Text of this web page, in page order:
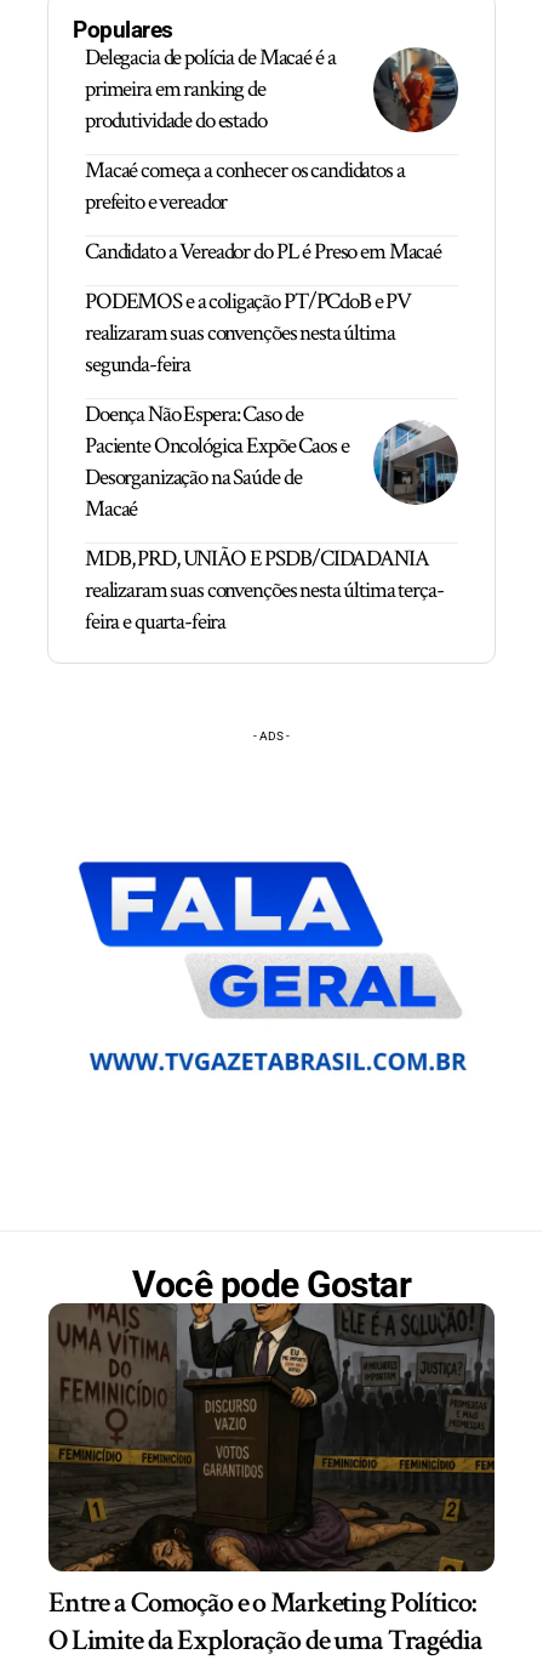
Populares
Delegacia de polícia de Macaé é a
primeira em ranking de
produtividade do estado
Macaé começa a conhecer os candidatos a
prefeito e vereador
Candidato a Vereador do PL é Preso em Macaé
PODEMOS e a coligação PT/PCdoB e PV
realizaram suas convenções nesta última
segunda-feira
Doença Não Espera: Caso de
Paciente Oncológica Expõe Caos e
Desorganização na Saúde de
Macaé
MDB, PRD, UNIÃO E PSDB/CIDADANIA
realizaram suas convenções nesta última terça-
feira e quarta-feira
- ADS -
Você pode Gostar
Entre a Comoção e o Marketing Político:
O Limite da Exploração de uma Tragédia